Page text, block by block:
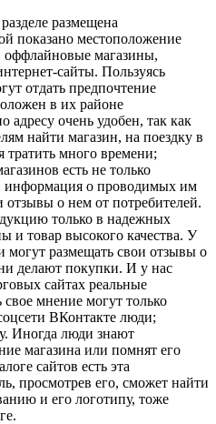
размещена
показано местоположение
оффлайновые магазины,
сайты. Пользуясь
отдать предпочтение
в их районе
очень удобен, так как
найти магазин, на поездку в
тратить много времени;
есть не только
информация о проводимых им
о нем от потребителей.
только в надежных
и товар высокого качества. У
могут размещать свои отзывы о
делают покупки. И у нас
сайтах реальные
свое мнение могут только
ВКонтакте люди;
Иногда люди знают
магазина или помнят его
сайтов есть эта
просмотрев его, сможет найти
и его логотипу, тоже